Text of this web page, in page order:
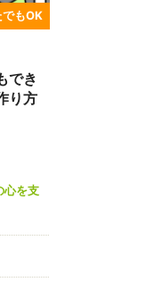
でもOK
でき
り方
心を支